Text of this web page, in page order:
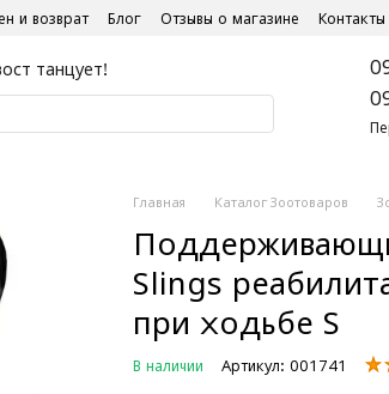
и возврат Блог Отзывы о магазине Контакты
танцует!
Главная Каталог Зоотоваров
Slings
при ходьбе S
В наличии Артикул: 001741